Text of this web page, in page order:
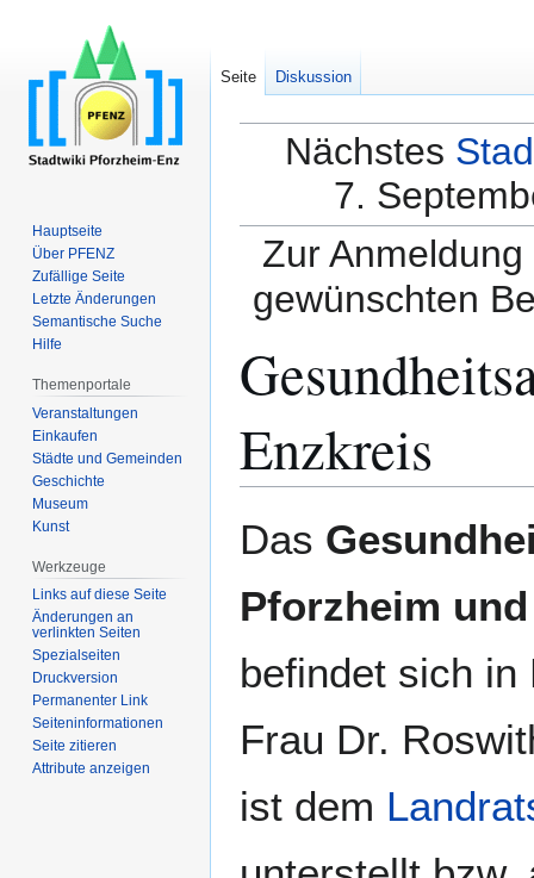
Nächstes
7.
Zur
gewünschten
Enzkreis
Navigation
Suche
Das
Pforzheim
befindet sich in
Frau Dr.
ist dem
Seite Diskussion
Hauptseite
Über PFENZ
Zufällige Seite
Letzte Änderungen
Semantische Suche
Hilfe
Themenportale
Veranstaltungen
Einkaufen
Städte und Gemeinden
Geschichte
Museum
Kunst
Werkzeuge
Links auf diese Seite
Änderungen an
verlinkten Seiten
Spezialseiten
Druckversion
Permanenter Link
Seiten­­informationen
Seite zitieren
Attribute anzeigen